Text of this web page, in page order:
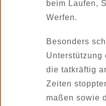
beim Laufen,
Werfen.
Besonders
Unterstützung
die tatkräftig
Zeiten
maßen sowie